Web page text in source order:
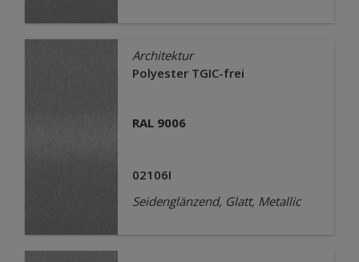
Architektur
Polyester TGIC-frei
RAL 9006
02106I
Seidenglänzend, Glatt, Metallic